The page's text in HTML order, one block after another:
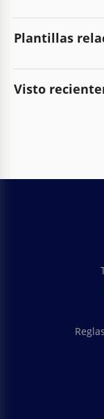
Plantillas
Visto